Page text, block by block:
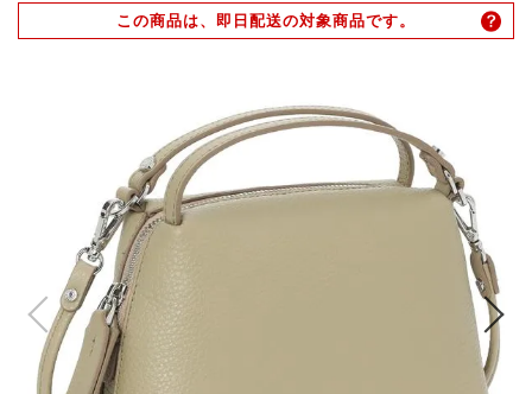
この商品は、即日配送の対象商品です。